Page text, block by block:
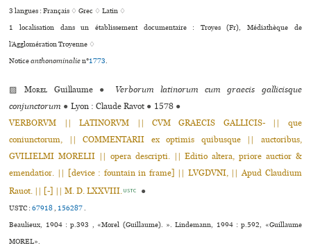
3 langues :Français ♢Grec ♢Latin ♢
1 localisation dans un établissement documentaire : Troyes (Fr), Médiathèque de
l’Agglomération Troyenne ♢
Noticeanthonominalien°1773.
▨Morel Guillaume ●
Verborum latinorum cum graecis gallicisque
conjunctorum ● Lyon : Claude Ravot ● 1578 ●
VERBORVM || LATINORVM || CVM GRAECIS GALLICIS- || que
coniunctorum, || COMMENTARII ex optimis quibusque || auctoribus,
GVILIELMI MORELII || opera descripti. || Editio altera, priore auctior &
emendatior. || [device : fountain in frame] || LVGDVNI, || Apud Claudium
Rauot. || [-] || M. D. LXXVIII. USTC ●
USTC :67918, 156287.
Beaulieux, 1904 : p.393 , «Morel (Guillaume). ». Lindemann, 1994 : p.592, «Guillaume
MOREL».